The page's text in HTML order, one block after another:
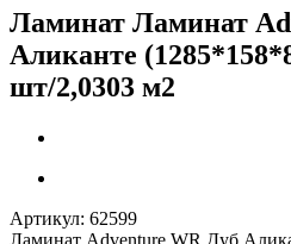
Ламинат Ламинат
Аликанте
шт/2,0303 м2
Артикул: 62599
Ламинат Adventure WR Дуб